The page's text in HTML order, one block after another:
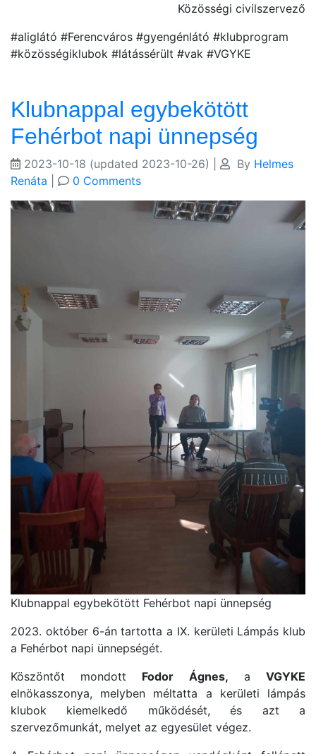
Közösségi civilszervező
#aliglátó #Ferencváros #gyengénlátó #klubprogram
#közösségiklubok #látássérült #vak #VGYKE
Klubnappal egybekötött
Fehérbot napi ünnepség
2023-10-18 (updated 2023-10-26) By Helmes
Renáta
0 Comments
Klubnappal egybekötött Fehérbot napi ünnepség
2023. október 6-án tartotta a IX. kerületi Lámpás klub
a Fehérbot napi ünnepségét.
Köszöntőt mondott Fodor Ágnes, aVGYKE
elnökasszonya, melyben méltatta a kerületi lámpás
klubok kiemelkedő működését, és azt a
szervezőmunkát, melyet az egyesület végez.